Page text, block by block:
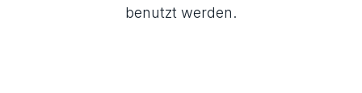
benutzt werden.